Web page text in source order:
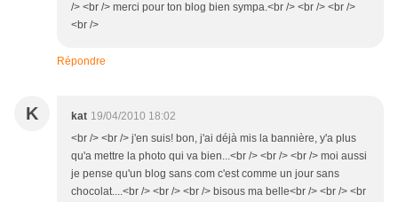
/> <br /> merci pour ton blog bien sympa.<br /> <br /> <br />
<br />
Répondre
K kat 19/04/2010 18:02
<br /> <br /> j'en suis! bon, j'ai déjà mis la bannière, y'a plus
qu'a mettre la photo qui va bien...<br /> <br /> <br /> moi aussi
je pense qu'un blog sans com c'est comme un jour sans
chocolat....<br /> <br /> <br /> bisous ma belle<br /> <br /> <br